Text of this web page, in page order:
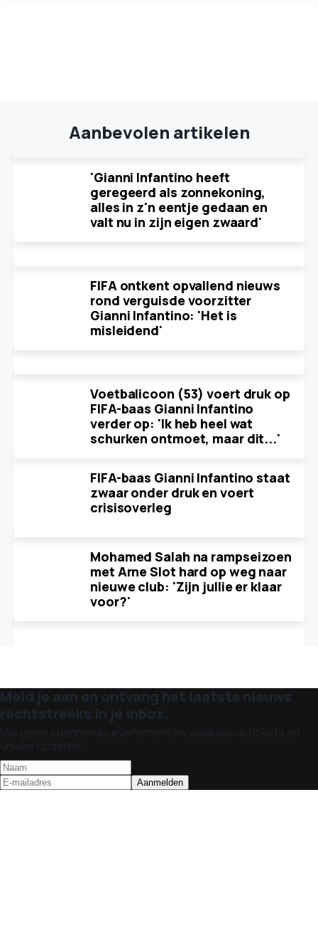
Aanbevolen artikelen
'Gianni Infantino heeft
geregeerd als zonnekoning,
alles in z'n eentje gedaan en
valt nu in zijn eigen zwaard'
FIFA ontkent opvallend nieuws
rond verguisde voorzitter
Gianni Infantino: 'Het is
misleidend'
Voetbalicoon (53) voert druk op
FIFA-baas Gianni Infantino
verder op: 'Ik heb heel wat
schurken ontmoet, maar dit...'
FIFA-baas Gianni Infantino staat
zwaar onder druk en voert
crisisoverleg
Mohamed Salah na rampseizoen
met Arne Slot hard op weg naar
nieuwe club: 'Zijn jullie er klaar
voor?'
Meld je aan en ontvang het laatste nieuws
rechtstreeks in je inbox.
Mis geen spannende evenementen, exclusieve tickets en
unieke updates!